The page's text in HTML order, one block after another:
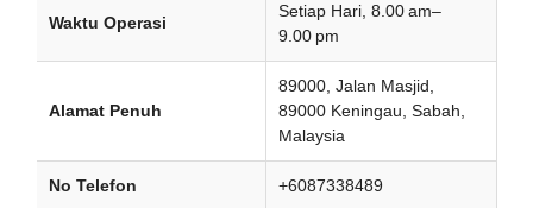
Waktu Operasi
Setiap Hari, 8.00 am–
9.00 pm
Alamat Penuh
89000, Jalan Masjid,
89000 Keningau, Sabah,
Malaysia
No Telefon +6087338489